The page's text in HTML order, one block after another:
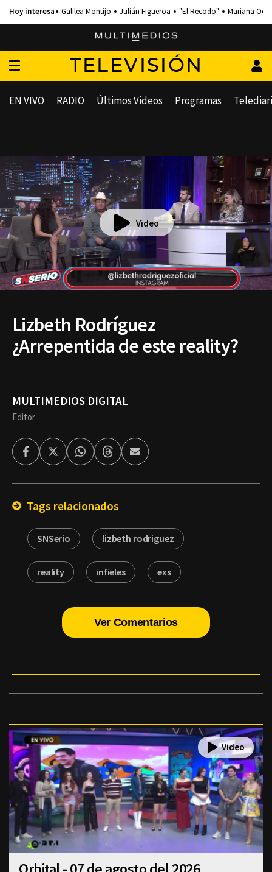
Galilea Montijo Julián Figueroa "El Recodo" Mariana
TELEVISIÓN
EN VIVO RADIO Últimos Videos Programas
Video
Lizbeth Rodríguez
¿Arrepentida de este reality?
MULTIMEDIOS DIGITAL
Editor
FacebookTwitterWhatsappThreadsEnviar
por
Tags relacionados
SNSerio lizbeth rodriguez
reality infieles exs
Ver Comentarios